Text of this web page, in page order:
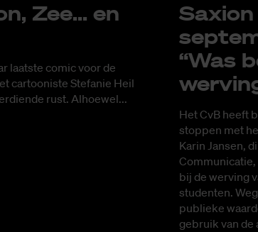
Zee... en
laatste comic voor de
cartooniste Stefanie Heil
rust. Alhoewel...
“Was
Het CvB heeft
stoppen met
Karin Jansen,
bij de werving
studenten.
publieke
gebruik van de